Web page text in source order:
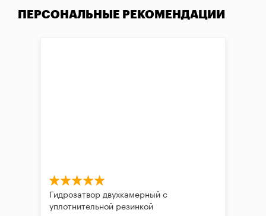
ПЕРСОНАЛЬНЫЕ РЕКОМЕНДАЦИИ
Гидрозатвор двухкамерный с
уплотнительной резинкой